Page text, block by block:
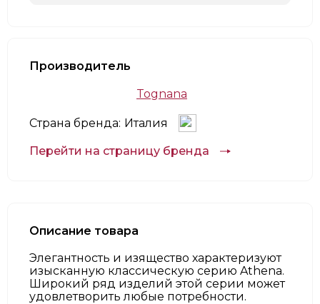
Производитель
Tognana
Страна бренда: Италия
Перейти на страницу бренда
Описание товара
Элегантность и изящество характеризуют
изысканную классическую серию Athena.
Широкий ряд изделий этой серии может
удовлетворить любые потребности.